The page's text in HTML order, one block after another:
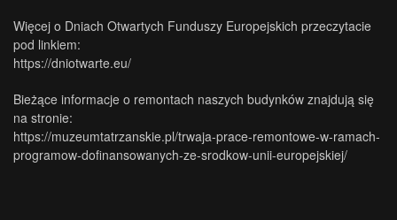
Więcej o Dniach Otwartych Funduszy Europejskich przeczytacie
pod linkiem:
https://dniotwarte.eu/
Bieżące informacje o remontach naszych budynków znajdują się
na stronie:
https://muzeumtatrzanskie.pl/trwaja-prace-remontowe-w-ramach-
programow-dofinansowanych-ze-srodkow-unii-europejskiej/